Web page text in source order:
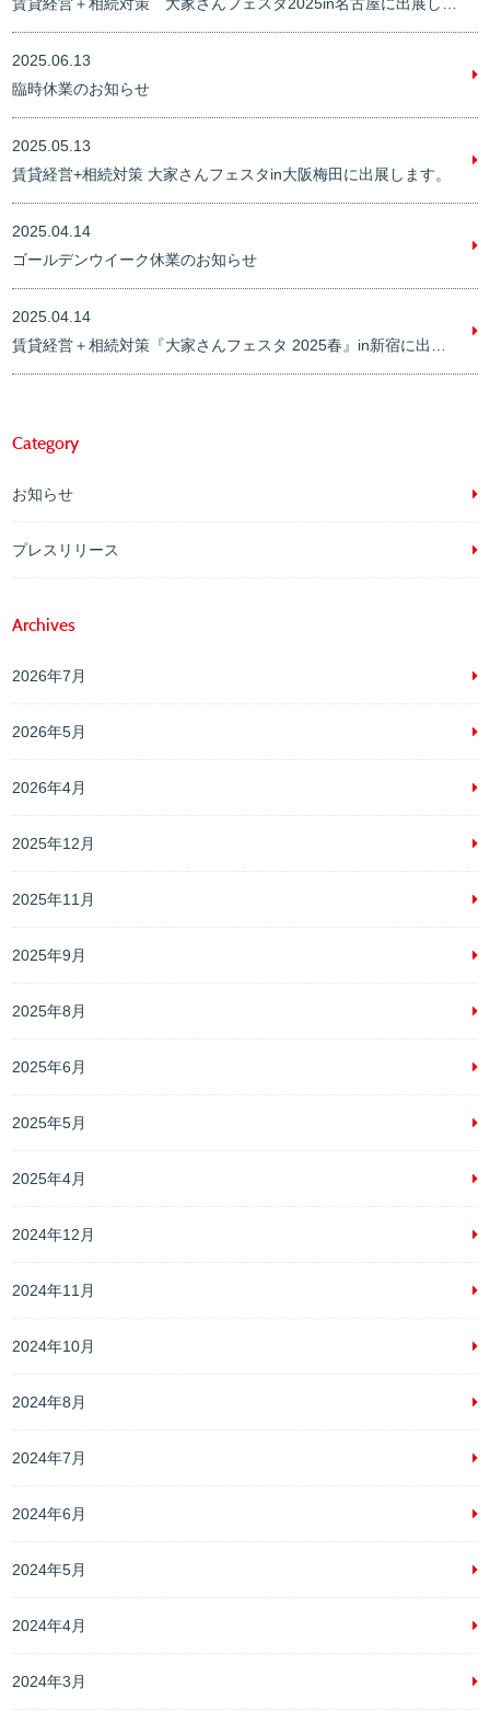
2025.06.13
臨時休業のお知らせ
2025.05.13
賃貸経営+相続対策 大家さんフェスタin大阪梅田に出展します。
2025.04.14
ゴールデンウイーク休業のお知らせ
2025.04.14
Category
お知らせ
プレスリリース
Archives
2026年7月
2026年5月
2026年4月
2025年12月
2025年11月
2025年9月
2025年8月
2025年6月
2025年5月
2025年4月
2024年12月
2024年11月
2024年10月
2024年8月
2024年7月
2024年6月
2024年5月
2024年4月
2024年3月